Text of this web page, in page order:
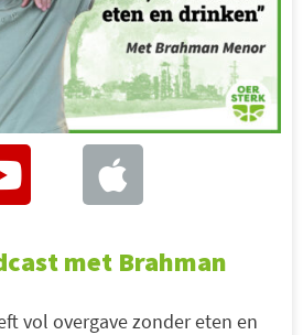
met Brahman
vol overgave zonder eten en